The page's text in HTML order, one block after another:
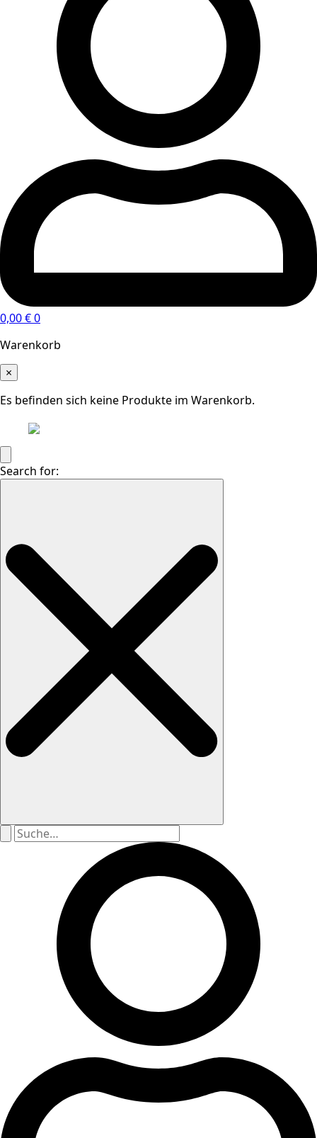
0,00€0
Warenkorb
×
Es befinden sich keine Produkte im Warenkorb.
Search for: